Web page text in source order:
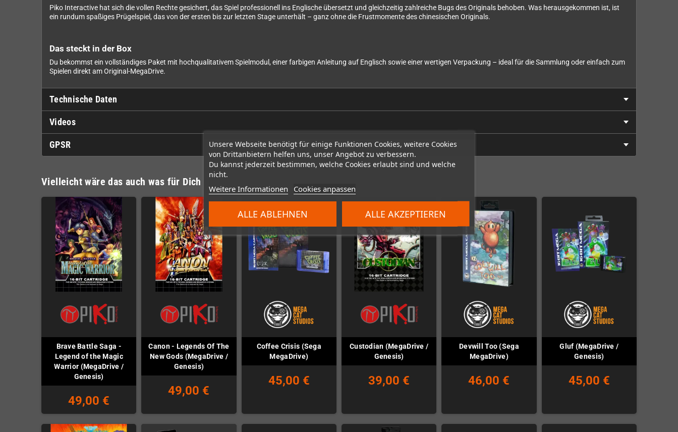
Unsere Webseite benötigt für einige Funktionen Cookies, weitere Cookies
von Drittanbietern helfen uns, unser Angebot zu verbessern.
Du kannst jederzeit bestimmen, welche Cookies erlaubt sind und welche
nicht.
Weitere Informationen Cookies anpassen
ALLE ABLEHNEN ALLE AKZEPTIEREN
Piko Interactive hat sich die vollen Rechte gesichert, das Spiel professionell ins Englische übersetzt und gleichzeitig zahlreiche Bugs des Originals behoben. Was herausgekommen ist, ist
ein rundum spaßiges Prügelspiel, das von der ersten bis zur letzten Stage unterhält – ganz ohne die Frustmomente des chinesischen Originals.
Das steckt in der Box
Du bekommst ein vollständiges Paket mit hochqualitativem Spielmodul, einer farbigen Anleitung auf Englisch sowie einer wertigen Verpackung – ideal für die Sammlung oder einfach zum
Spielen direkt am Original-MegaDrive.
Technische Daten
Videos
GPSR
Vielleicht wäre das auch was für Dich
Brave Battle Saga -
Legend of the Magic
Warrior (MegaDrive /
Genesis)
49,00 €
Canon - Legends Of The
New Gods (MegaDrive /
Genesis)
49,00 €
Coffee Crisis (Sega
MegaDrive)
45,00 €
Custodian (MegaDrive /
Genesis)
39,00 €
Devwill Too (Sega
MegaDrive)
46,00 €
Gluf (MegaDrive /
Genesis)
45,00 €